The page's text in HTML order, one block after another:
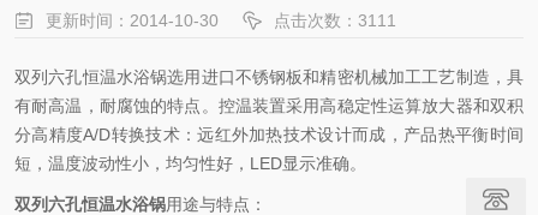
更新时间：2014-10-30 点击次数：3111
双列六孔恒温水浴锅选用进口不锈钢板和精密机械加工工艺制造，具
有耐高温，耐腐蚀的特点。控温装置采用高稳定性运算放大器和双积
分高精度A/D转换技术：远红外加热技术设计而成，产品热平衡时间
短，温度波动性小，均匀性好，LED显示准确。
双列六孔恒温水浴锅用途与特点：